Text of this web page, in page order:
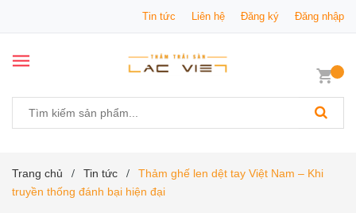
Tin tức Liên hệ Đăng ký Đăng nhập
Trang chủ / Tin tức /
Thảm ghế len dệt tay Việt Nam – Khi
truyền thống đánh bại hiện đại